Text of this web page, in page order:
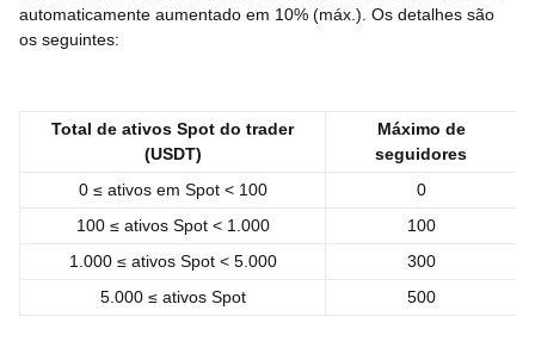
automaticamente aumentado em 10% (máx.). Os detalhes são
os seguintes:
Total de ativos Spot do trader
(USDT)
Máximo de
seguidores
0 ≤ ativos em Spot < 100
0
100 ≤ ativos Spot < 1.000
100
1.000 ≤ ativos Spot < 5.000
300
5.000 ≤ ativos Spot
500